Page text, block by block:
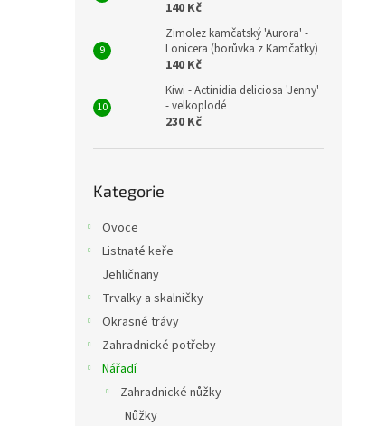
140 Kč
Zimolez kamčatský 'Aurora' -
Lonicera (borůvka z Kamčatky)
140 Kč
Kiwi - Actinidia deliciosa 'Jenny'
- velkoplodé
230 Kč
kategorie
Kategorie
Ovoce
Listnaté keře
Jehličnany
Trvalky a skalničky
Okrasné trávy
Zahradnické potřeby
Nářadí
Zahradnické nůžky
Nůžky